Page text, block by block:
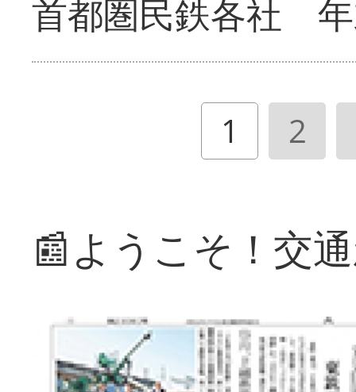
首都圏民鉄各社
1 2
📰ようこそ！交